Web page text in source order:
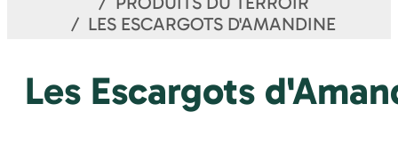
LES ESCARGOTS D'AMANDINE
Les Escargots